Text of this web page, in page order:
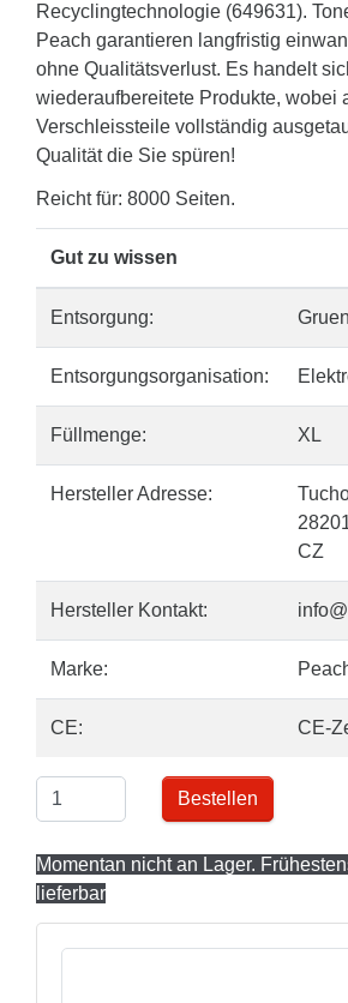
Recyclingtechnologie (649631).
Peach garantieren langfristig
ohne Qualitätsverlust. Es handelt
wiederaufbereitete Produkte, wobei
Verschleissteile vollständig
Qualität die Sie spüren!
Reicht für: 8000 Seiten.
Gut zu wissen
Entsorgung:
Entsorgungsorganisation:
Füllmenge: XL
Hersteller Adresse:
CZ
Hersteller Kontakt:
Marke:
CE: CE-
Bestellen
Momentan nicht an Lager.
lieferbar